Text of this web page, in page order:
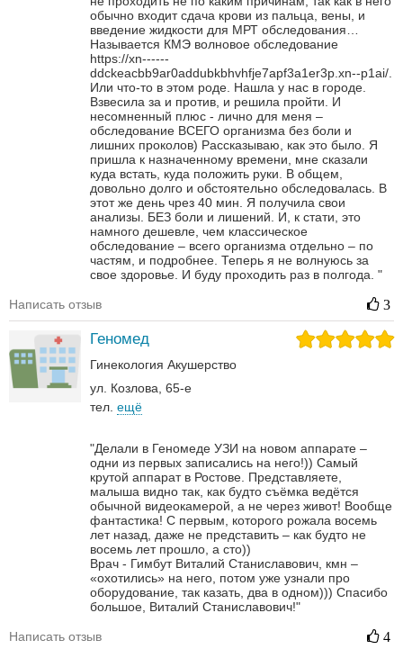
обычно входит сдача крови из пальца, вены, и
введение жидкости для МРТ обследования…
Называется КМЭ волновое обследование
https://xn------
ddckeacbb9ar0addubkbhvhfje7apf3a1er3p.xn--p1ai/.
Или что-то в этом роде. Нашла у нас в городе.
Взвесила за и против, и решила пройти. И
несомненный плюс - лично для меня –
обследование ВСЕГО организма без боли и
лишних проколов) Рассказываю, как это было. Я
пришла к назначенному времени, мне сказали
куда встать, куда положить руки. В общем,
довольно долго и обстоятельно обследовалась. В
этот же день чрез 40 мин. Я получила свои
анализы. БЕЗ боли и лишений. И, к стати, это
намного дешевле, чем классическое
обследование – всего организма отдельно – по
частям, и подробнее. Теперь я не волнуюсь за
свое здоровье. И буду проходить раз в полгода. "
Написать отзыв 3
Геномед
Гинекология Акушерство
ул. Козлова, 65-е
тел. ещё
"Делали в Геномеде УЗИ на новом аппарате –
одни из первых записались на него!)) Самый
крутой аппарат в Ростове. Представляете,
малыша видно так, как будто съёмка ведётся
обычной видеокамерой, а не через живот! Вообще
фантастика! С первым, которого рожала восемь
лет назад, даже не представить – как будто не
восемь лет прошло, а сто))
Врач - Гимбут Виталий Станиславович, кмн –
«охотились» на него, потом уже узнали про
оборудование, так казать, два в одном))) Спасибо
большое, Виталий Станиславович!"
Написать отзыв 4